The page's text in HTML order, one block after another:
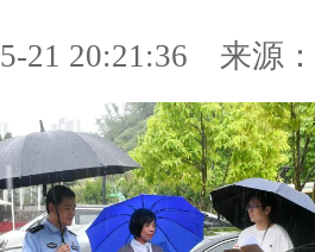
21 20:21:36 来源